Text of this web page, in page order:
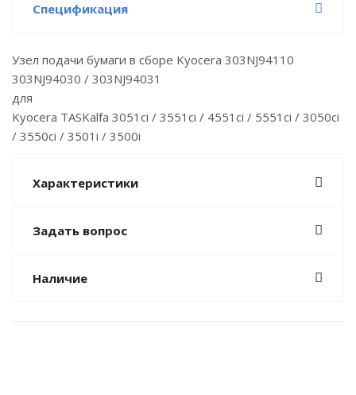
Спецификация
Узел подачи бумаги в сборе Kyocera 303NJ94110
303NJ94030 / 303NJ94031
для
Kyocera TASKalfa 3051ci / 3551ci / 4551ci / 5551ci / 3050ci
/ 3550ci / 3501i / 3500i
Характеристики
Задать вопрос
Наличие